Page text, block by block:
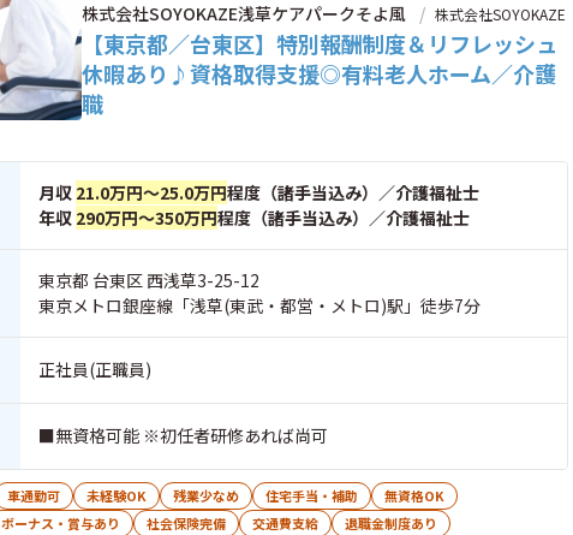
株式会社SOYOKAZE浅草ケアパークそよ風 株式会社SOYOKAZE
【東京都／台東区】特別報酬制度＆リフレッシュ
休暇あり♪資格取得支援◎有料老人ホーム／介護
職
月収 21.0万円～25.0万円程度（諸手当込み）／介護福祉士
年収 290万円～350万円程度（諸手当込み）／介護福祉士
東京都 台東区 西浅草3-25-12
東京メトロ銀座線「浅草(東武・都営・メトロ)駅」徒歩7分
正社員(正職員)
■無資格可能 ※初任者研修あれば尚可
車通勤可 未経験OK 残業少なめ 住宅手当・補助
無資格OK
ボーナス・賞与あり 社会保険完備 交通費支給 退職金制度あり